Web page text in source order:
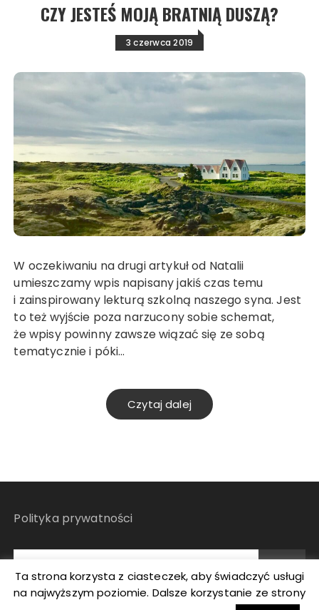
CZY JESTEŚ MOJĄ BRATNIĄ DUSZĄ?
3 czerwca 2019
W oczekiwaniu na drugi artykuł od Natalii
umieszczamy wpis napisany jakiś czas temu
i zainspirowany lekturą szkolną naszego syna. Jest
to też wyjście poza narzucony sobie schemat,
że wpisy powinny zawsze wiązać się ze sobą
tematycznie i póki…
Czytaj dalej
Polityka prywatności
Ta strona korzysta z ciasteczek, aby świadczyć usługi
na najwyższym poziomie. Dalsze korzystanie ze strony